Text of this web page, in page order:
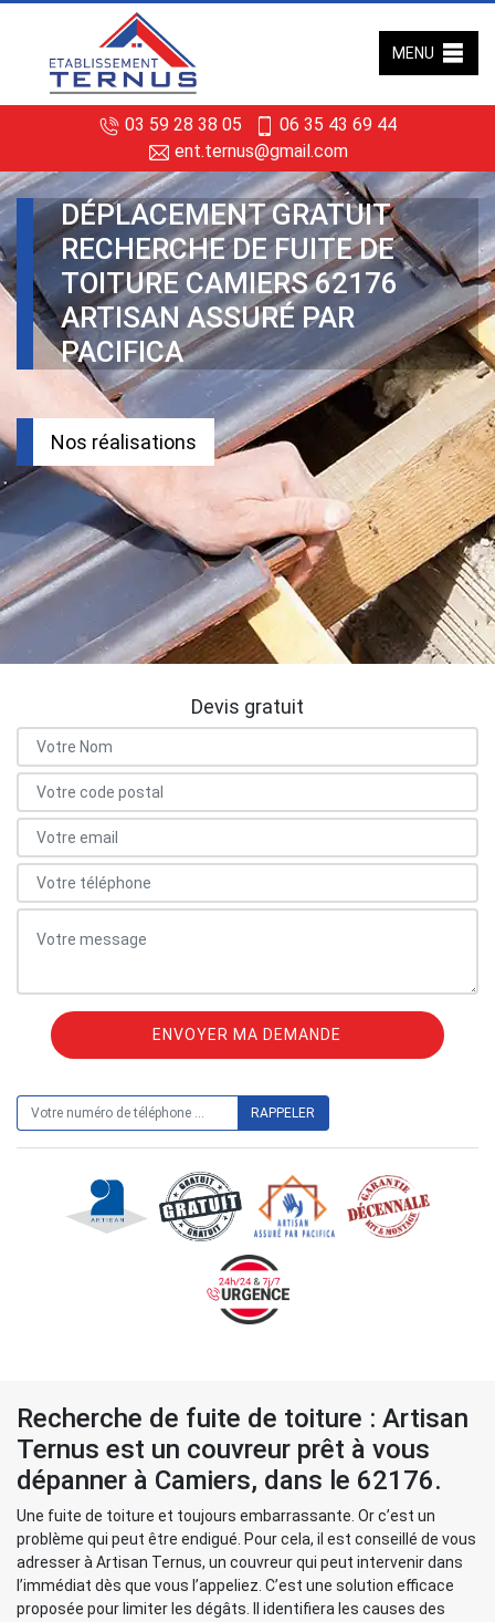
03 59 28 38 05
06 35 43 69 44
ent.ternus@gmail.com
MENU
DÉPLACEMENT GRATUIT
RECHERCHE DE FUITE DE
TOITURE CAMIERS 62176
ARTISAN ASSURÉ PAR
PACIFICA
Nos réalisations
Devis gratuit
Recherche de fuite de toiture : Artisan
Ternus est un couvreur prêt à vous
dépanner à Camiers, dans le 62176.
Une fuite de toiture et toujours embarrassante. Or c’est un
problème qui peut être endigué. Pour cela, il est conseillé de vous
adresser à Artisan Ternus, un couvreur qui peut intervenir dans
l’immédiat dès que vous l’appeliez. C’est une solution efficace
proposée pour limiter les dégâts. Il identifiera les causes des